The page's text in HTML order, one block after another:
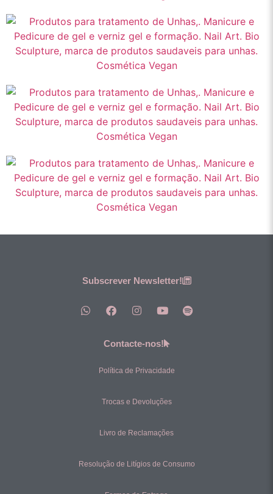
Subscrever Newsletter!
Contacte-nos!
Política de Privacidade
Trocas e Devoluções
Livro de Reclamações
Resolução de Litígios de Consumo